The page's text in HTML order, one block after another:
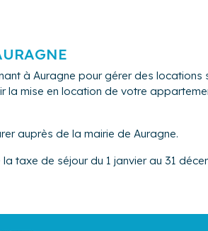
à Auragne pour gérer des
la mise en location de votre
auprès de la mairie de Auragne.
taxe de séjour du 1 janvier au 31